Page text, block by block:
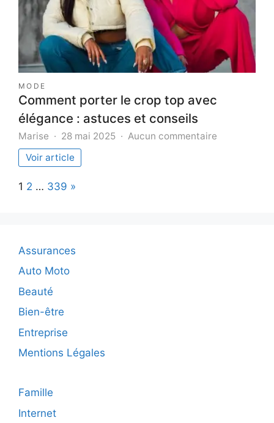
MODE
Comment porter le crop top avec
élégance : astuces et conseils
Marise 28 mai 2025 Aucun commentaire
Voir article
Page:
1 2 … 339 Next
»
Assurances
Auto Moto
Beauté
Bien-être
Entreprise
Mentions Légales
Famille
Internet